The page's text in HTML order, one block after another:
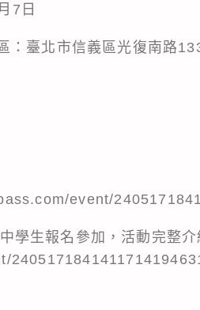
7日
：臺北市信義區光復南路
event/
學生報名參加，活動完整